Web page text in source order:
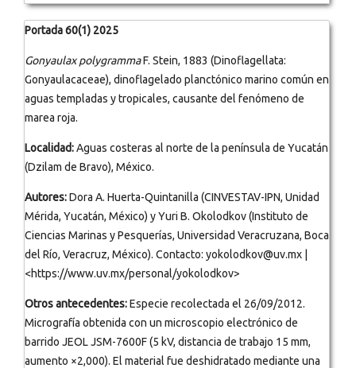
Portada 60(1) 2025
Gonyaulax polygrammaF. Stein, 1883 (Dinoflagellata:
Gonyaulacaceae), dinoflagelado planctónico marino común en
aguas templadas y tropicales, causante del fenómeno de
marea roja.
Localidad:Aguas costeras al norte de la península de Yucatán
(Dzilam de Bravo), México.
Autores:Dora A. Huerta-Quintanilla (CINVESTAV-IPN, Unidad
Mérida, Yucatán, México) y Yuri B. Okolodkov (Instituto de
Ciencias Marinas y Pesquerías, Universidad Veracruzana, Boca
del Río, Veracruz, México). Contacto: yokolodkov@uv.mx |
<https://www.uv.mx/personal/yokolodkov>
Otros antecedentes:Especie recolectada el 26/09/2012.
Micrografía obtenida con un microscopio electrónico de
barrido JEOL JSM-7600F (5 kV, distancia de trabajo 15 mm,
aumento ×2,000). El material fue deshidratado mediante una